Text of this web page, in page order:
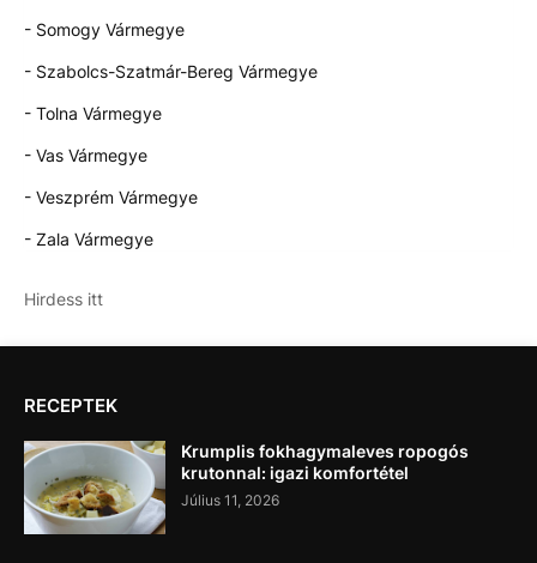
- Somogy Vármegye
- Szabolcs-Szatmár-Bereg Vármegye
- Tolna Vármegye
- Vas Vármegye
- Veszprém Vármegye
- Zala Vármegye
Hirdess itt
RECEPTEK
Krumplis fokhagymaleves ropogós
krutonnal: igazi komfortétel
Július 11, 2026